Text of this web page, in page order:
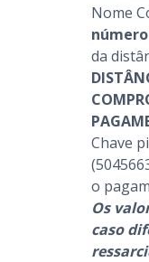
Nome
da
Chave
o
Os
caso